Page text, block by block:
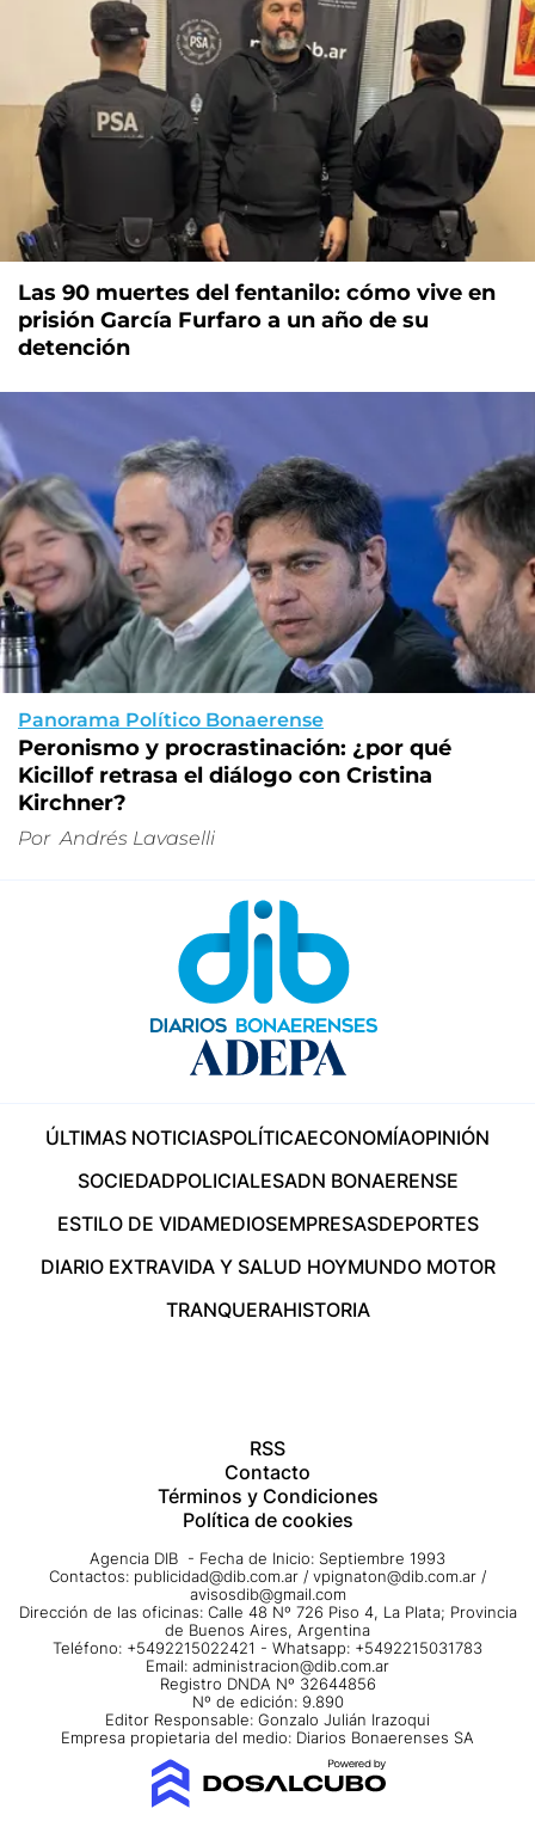
Las 90 muertes del fentanilo: cómo vive en
prisión García Furfaro a un año de su
detención
Panorama Político Bonaerense
Peronismo y procrastinación: ¿por qué
Kicillof retrasa el diálogo con Cristina
Kirchner?
Por Andrés Lavaselli
ÚLTIMAS NOTICIASPOLÍTICAECONOMÍAOPINIÓN
SOCIEDADPOLICIALESADN BONAERENSE
ESTILO DE VIDAMEDIOSEMPRESASDEPORTES
DIARIO EXTRAVIDA Y SALUD HOYMUNDO MOTOR
TRANQUERAHISTORIA
RSS
Contacto
Términos y Condiciones
Política de cookies
Agencia DIB - Fecha de Inicio: Septiembre 1993
Contactos: publicidad@dib.com.ar / vpignaton@dib.com.ar /
avisosdib@gmail.com
Dirección de las oficinas: Calle 48 Nº 726 Piso 4, La Plata; Provincia
de Buenos Aires, Argentina
Teléfono: +5492215022421 - Whatsapp: +5492215031783
Email: administracion@dib.com.ar
Registro DNDA Nº 32644856
Nº de edición: 9.890
Editor Responsable: Gonzalo Julián Irazoqui
Empresa propietaria del medio: Diarios Bonaerenses SA